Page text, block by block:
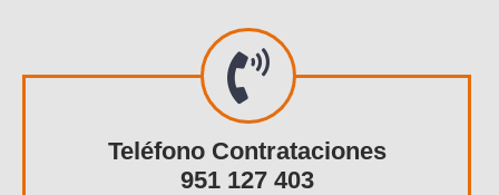
Teléfono Contrataciones
951 127 403